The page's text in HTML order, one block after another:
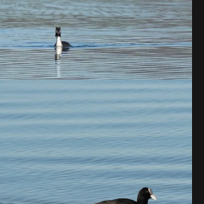
EN GRAND